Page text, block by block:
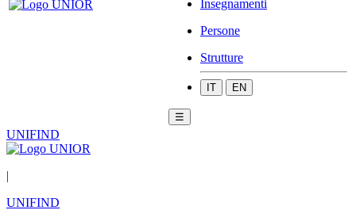
Insegnamenti
Persone
Strutture
IT EN
☰
UNIFIND
|
UNIFIND